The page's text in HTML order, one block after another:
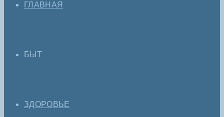
ГЛАВНАЯ
БЫТ
ЗДОРОВЬЕ